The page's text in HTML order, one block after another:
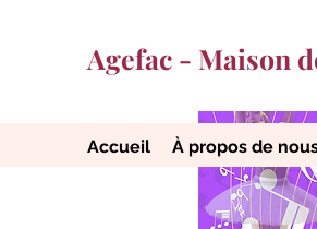
Agefac - Maison
Accueil À propos de